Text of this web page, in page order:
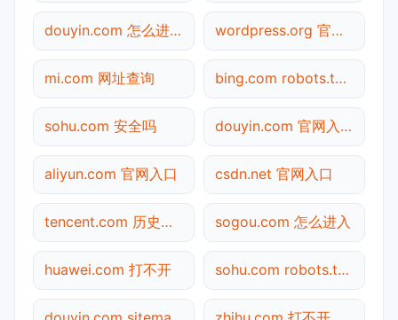
douyin.com 怎么进入 wordpress.org 官网入口
mi.com 网址查询 bing.com robots.txt检测
sohu.com 安全吗 douyin.com 官网入口
aliyun.com 官网入口 csdn.net 官网入口
tencent.com 历史快照 sogou.com 怎么进入
huawei.com 打不开 sohu.com robots.txt检测